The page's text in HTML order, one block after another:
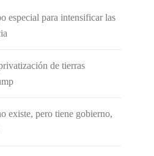
especial para intensificar las
de tierras
existe, pero tiene gobierno,